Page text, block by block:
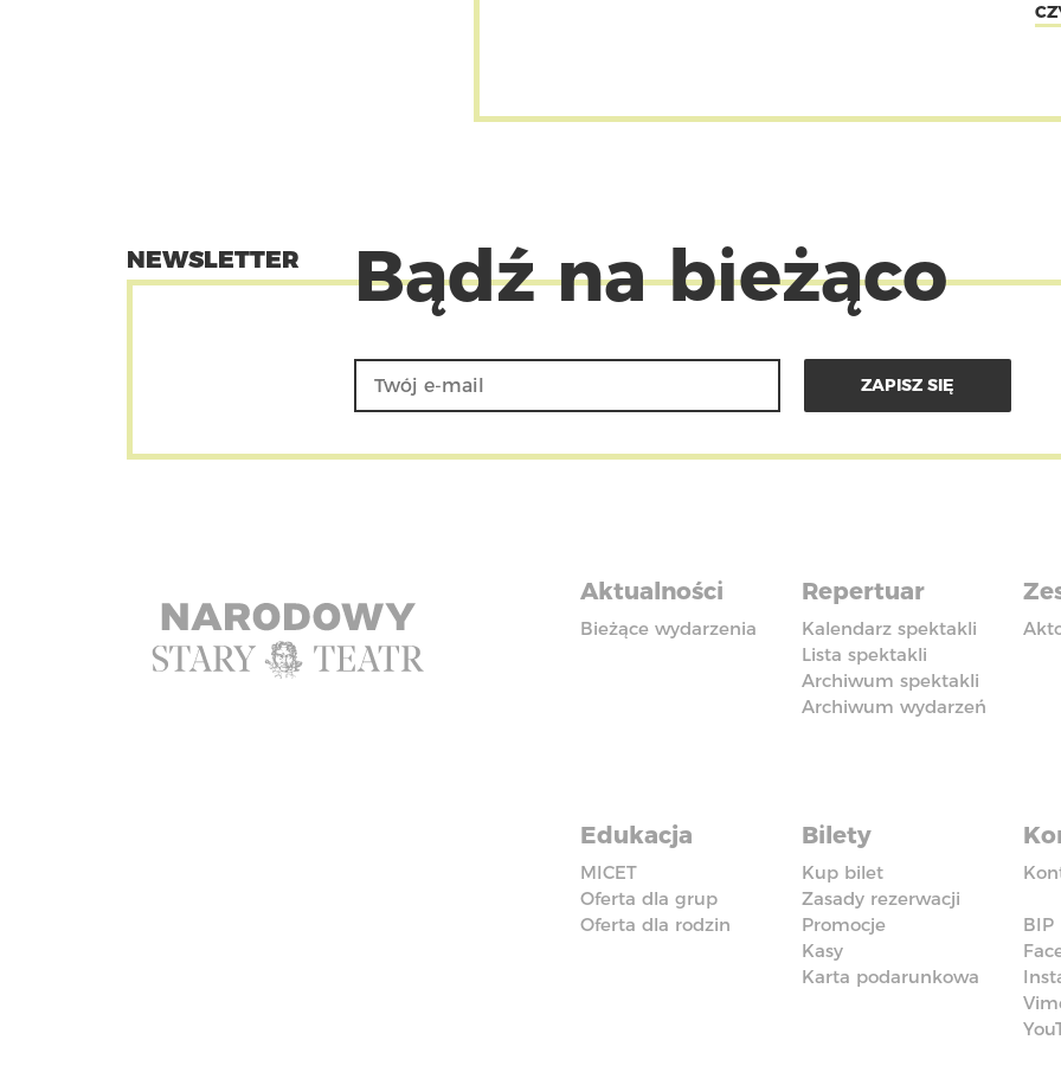
NEWSLETTER Bądź na bieżąco
Aktualności
Bieżące wydarzenia
Repertuar
Kalendarz spektakli
Lista spektakli
Archiwum spektakli
Archiwum wydarzeń
Edukacja
MICET
Oferta dla grup
Oferta dla rodzin
Bilety
Kup bilet
Zasady rezerwacji
Promocje
Kasy
Karta podarunkowa
BIP